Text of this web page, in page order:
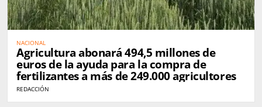
NACIONAL
Agricultura abonará 494,5 millones de
euros de la ayuda para la compra de
fertilizantes a más de 249.000 agricultores
REDACCIÓN